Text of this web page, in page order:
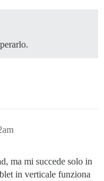
ma mi succede solo in
in verticale funziona